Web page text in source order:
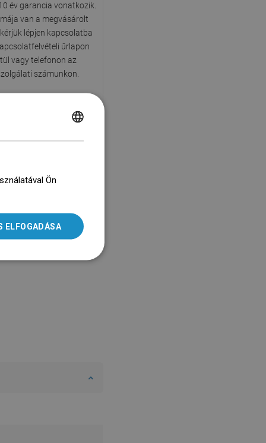
év garancia vonatkozik.
van a megvásárolt
lépjen kapcsolatba
űrlapon
vagy telefonon az
számunkon.
LITHUANIAN
Ön
ELFOGADÁSA